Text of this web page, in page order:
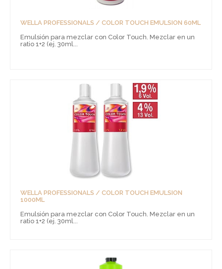
WELLA PROFESSIONALS / COLOR TOUCH EMULSION 60ML
Emulsión para mezclar con Color Touch. Mezclar en un
ratio 1+2 (ej. 30ml...
WELLA PROFESSIONALS / COLOR TOUCH EMULSION
1000ML
Emulsión para mezclar con Color Touch. Mezclar en un
ratio 1+2 (ej. 30ml...